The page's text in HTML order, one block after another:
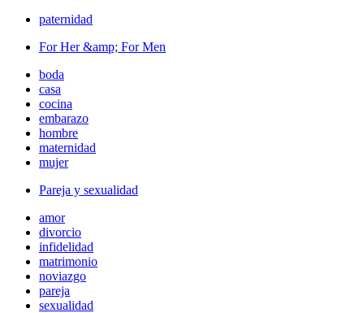
paternidad
For Her &amp; For Men
boda
casa
cocina
embarazo
hombre
maternidad
mujer
Pareja y sexualidad
amor
divorcio
infidelidad
matrimonio
noviazgo
pareja
sexualidad